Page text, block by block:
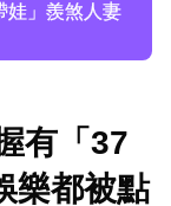
娃」羨煞人妻
！
職棒選手」浪
有「37
樂都被點